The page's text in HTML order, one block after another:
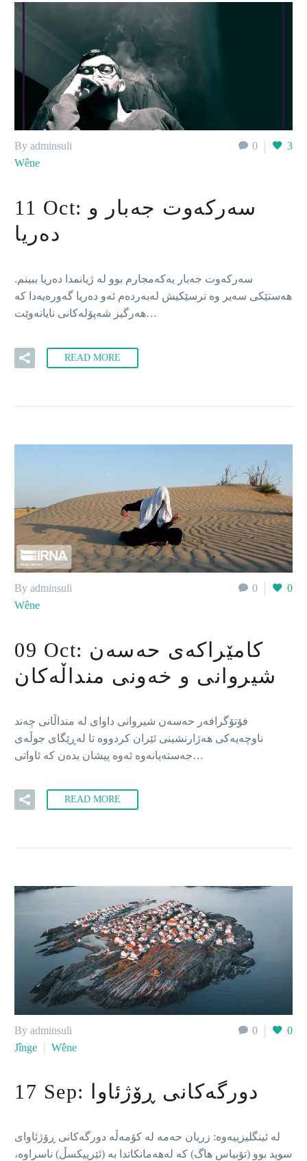
0 3
By adminsuli
Wêne
11 Oct: سەرکەوت جەبار و
دەریا
سەرکەوت جەبار یەکەمجارم بوو لە ژیانمدا دەریا ببینم.
هەستێکی سەیر وە ترسێکیش لەبەردەم ئەو دەریا گەورەیەدا کە
هەرگیز شەپۆلەکانی نایانەوێت…
READ MORE
0 0
By adminsuli
Wêne
09 Oct: کامێراکەی حەسەن
شیروانی و خەونی منداڵەکان
فۆتۆگرافەر حەسەن شیروانی داوای لە منداڵانی چەند
ناوچەیەکی هەژارنشینی ئێران کردووە تا لەڕێگای جوڵەی
جەستەیانەوە ئەوە پیشان بدەن کە ئاواتی…
READ MORE
0 0
By adminsuli
Jînge
Wêne
17 Sep: دورگەکانی ڕۆژئاوا
لە ئینگلیزییەوە: زریان حەمە لە کۆمەڵە دورگەکانی ڕۆژئاوای
سوید بوو (تۆبیاس هاگ) کە لەهەمانکاتدا بە (ئێرپیکسڵ) ناسراوە،